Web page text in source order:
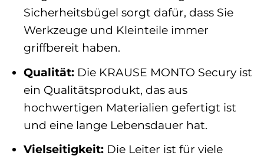
Sicherheitsbügel sorgt dafür, dass Sie
Werkzeuge und Kleinteile immer
griffbereit haben.
Qualität:Die KRAUSE MONTO Secury ist
ein Qualitätsprodukt, das aus
hochwertigen Materialien gefertigt ist
und eine lange Lebensdauer hat.
Vielseitigkeit:Die Leiter ist für viele